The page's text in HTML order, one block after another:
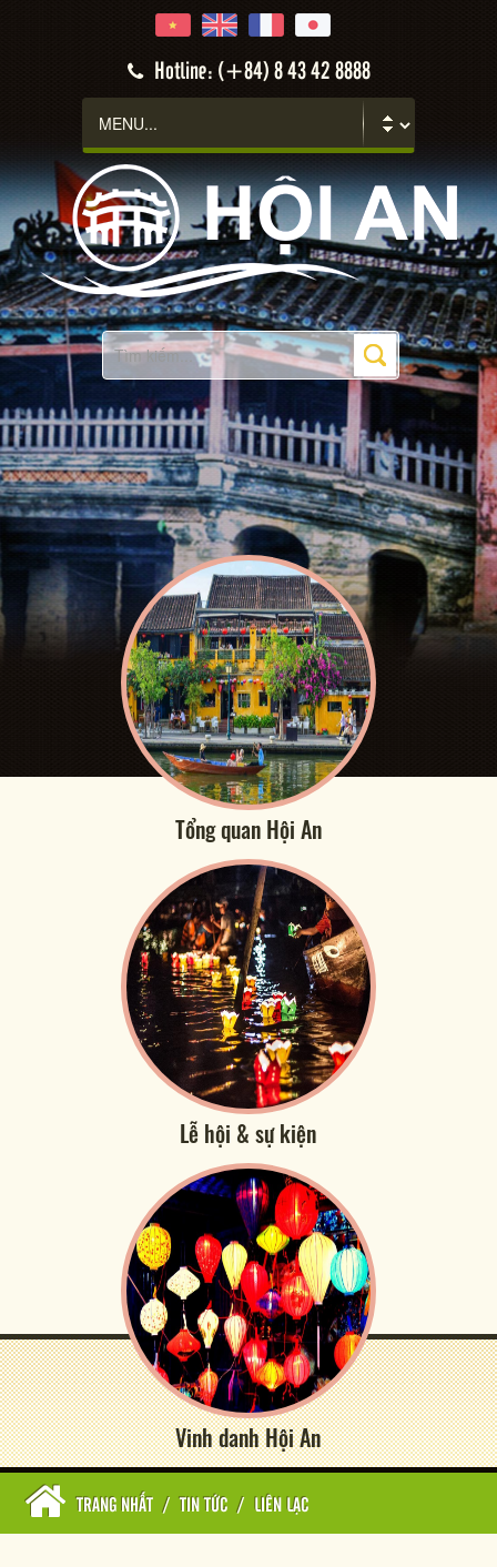
Hotline: (+84) 8 43 42 8888
Tổng quan Hội An
Lễ hội & sự kiện
Vinh danh Hội An
TRANG NHẤT / TIN TỨC / LIÊN LẠC